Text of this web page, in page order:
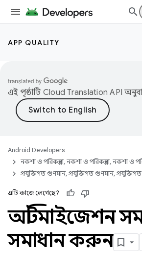
APP QUALITY
এই পৃষ্ঠাটি Cloud Translation API
Android Developers
নকশা ও পরিকল্পনা, নকশা ও পরিকল্পনা, নকশা ও
প্রযুক্তিগত গুণমান, প্রযুক্তিগত গুণমান,
এটি কাজে লেগেছে?
অপ্টিমাইজেশন
সমাধান করুন